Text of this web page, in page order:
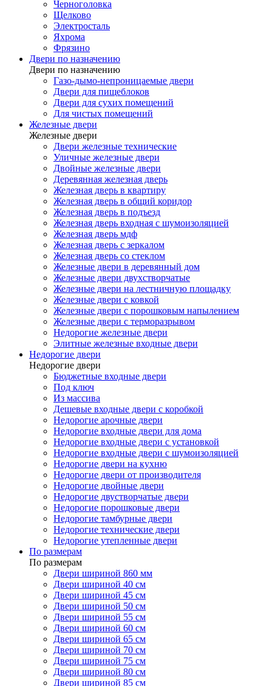
Черноголовка
Щелково
Электросталь
Яхрома
Фрязино
Двери по назначению
Двери по назначению
Газо-дымо-непроницаемые двери
Двери для пищеблоков
Двери для сухих помещений
Для чистых помещений
Железные двери
Железные двери
Двери железные технические
Уличные железные двери
Двойные железные двери
Деревянная железная дверь
Железная дверь в квартиру
Железная дверь в общий коридор
Железная дверь в подъезд
Железная дверь входная с шумоизоляцией
Железная дверь мдф
Железная дверь с зеркалом
Железная дверь со стеклом
Железные двери в деревянный дом
Железные двери двухстворчатые
Железные двери на лестничную площадку
Железные двери с ковкой
Железные двери с порошковым напылением
Железные двери с терморазрывом
Недорогие железные двери
Элитные железные входные двери
Недорогие двери
Недорогие двери
Бюджетные входные двери
Под ключ
Из массива
Дешевые входные двери с коробкой
Недорогие арочные двери
Недорогие входные двери для дома
Недорогие входные двери с установкой
Недорогие входные двери с шумоизоляцией
Недорогие двери на кухню
Недорогие двери от производителя
Недорогие двойные двери
Недорогие двустворчатые двери
Недорогие порошковые двери
Недорогие тамбурные двери
Недорогие технические двери
Недорогие утепленные двери
По размерам
По размерам
Двери шириной 860 мм
Двери шириной 40 см
Двери шириной 45 см
Двери шириной 50 см
Двери шириной 55 см
Двери шириной 60 см
Двери шириной 65 см
Двери шириной 70 см
Двери шириной 75 см
Двери шириной 80 см
Двери шириной 85 см